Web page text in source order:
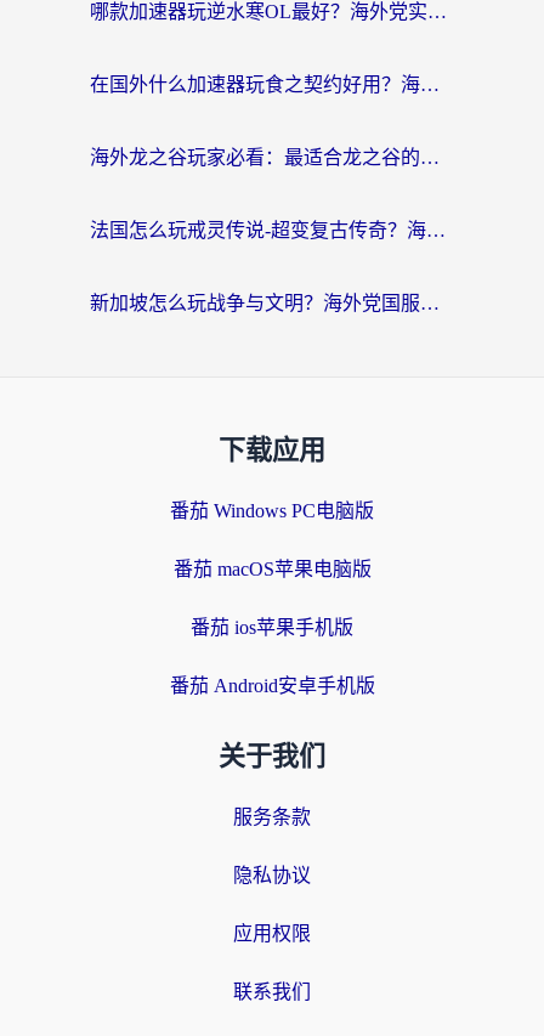
哪款加速器玩逆水寒OL最好？海外党实测后的终极选择指南
在国外什么加速器玩食之契约好用？海外党亲测有效的国服游戏加速指南
海外龙之谷玩家必看：最适合龙之谷的加速器，解决延迟卡顿还能畅玩幻书启示录和梦幻西游？
法国怎么玩戒灵传说-超变复古传奇？海外玩家国服游戏加速终极指南
新加坡怎么玩战争与文明？海外党国服游戏加速器终极避坑指南
下载应用
番茄 Windows PC电脑版
番茄 macOS苹果电脑版
番茄 ios苹果手机版
番茄 Android安卓手机版
关于我们
服务条款
隐私协议
应用权限
联系我们